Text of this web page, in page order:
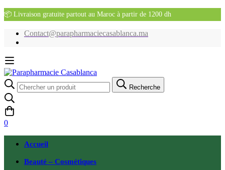
📦 Livraison gratuite partout au Maroc à partir de 1200 dh
Contact@parapharmaciecasablanca.ma
Recherche
pour:
Recherche
0
Accueil
Beauté – Cosmétiques